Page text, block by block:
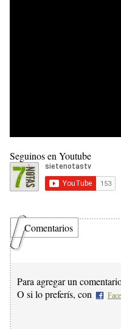
Seguinos en Youtube
Comentarios
Para agregar un
O si lo preferís, con